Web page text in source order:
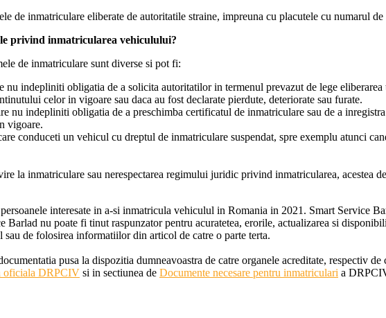
de inmatriculare eliberate de autoritatile straine, impreuna cu placutele cu numarul
privind inmatricularea vehiculului?
de inmatriculare sunt diverse si pot fi:
indepliniti obligatia de a solicita autoritatilor in termenul prevazut de lege
celor in vigoare sau daca au fost declarate pierdute, deteriorate sau furate.
nu indepliniti obligatia de a preschimba certificatul de inmatriculare sau de a
vigoare.
conduceti un vehicul cu dreptul de inmatriculare suspendat, spre exemplu atunci
la inmatriculare sau nerespectarea regimului juridic privind inmatricularea, acestea
interesate in a-si inmatricula vehiculul in Romania in 2021. Smart Service
Barlad nu poate fi tinut raspunzator pentru acuratetea, erorile, actualizarea si
de folosirea informatiilor din articol de catre o parte terta.
pusa la dispozitia dumneavoastra de catre organele acreditate, respectiv
oficiala DRPCIV si in sectiunea de Documente necesare pentru inmatriculari a